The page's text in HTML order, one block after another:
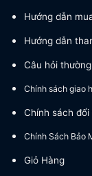
Hướng dẫn
Hướng dẫn
Câu hỏi
Chính sách giao
Chính sách đổi
Chính Sách Bảo
Giỏ Hàng